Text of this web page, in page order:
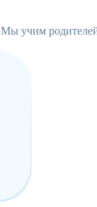
Мы учим